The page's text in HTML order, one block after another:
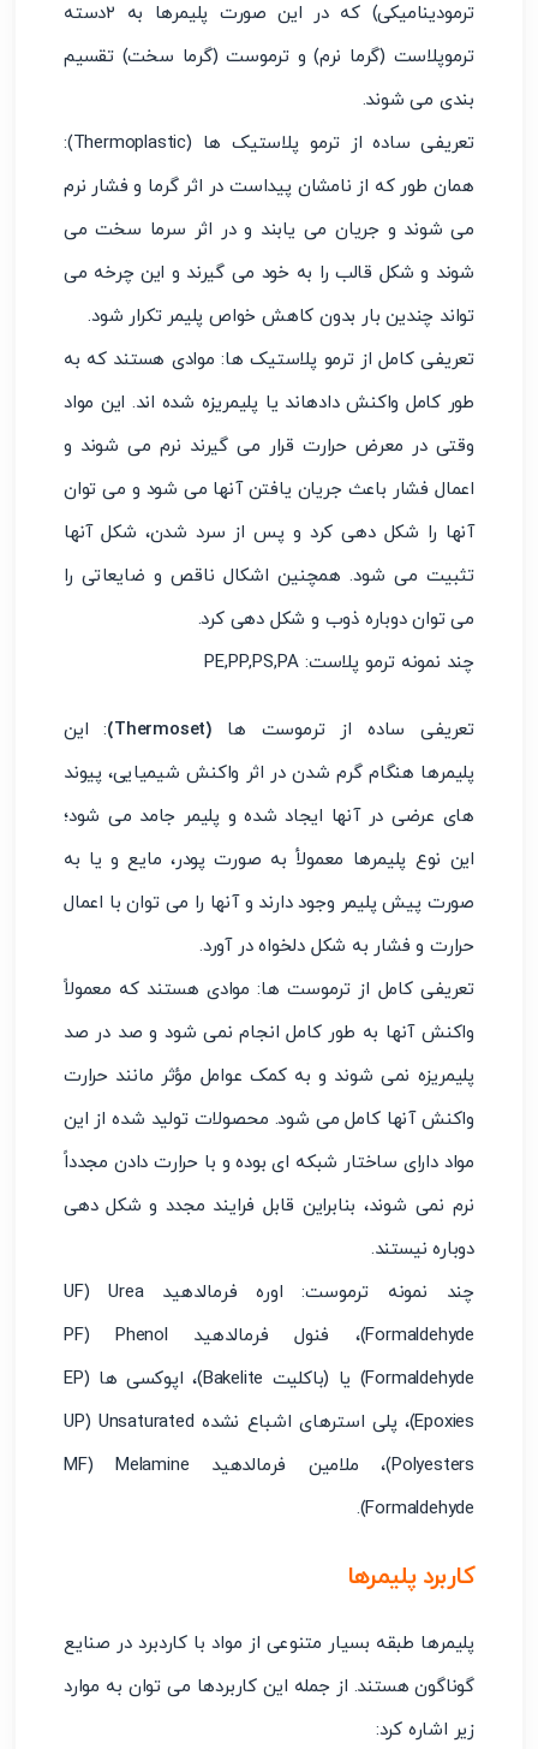
ترمودینامیکی) که در این صورت پلیمرها به ۲دسته
ترموپلاست (گرما نرم) و ترموست (گرما سخت) تقسیم
بندی می شوند.
تعریفی ساده از ترمو پلاستیک ها (Thermoplastic):
همان طور که از نامشان پیداست در اثر گرما و فشار نرم
می شوند و جریان می یابند و در اثر سرما سخت می
شوند و شکل قالب را به خود می گیرند و این چرخه می
تواند چندین بار بدون کاهش خواص پلیمر تکرار شود.
تعریفی کامل از ترمو پلاستیک ها: موادی هستند که به
طور کامل واکنش دادهاند یا پلیمریزه شده اند. این مواد
وقتی در معرض حرارت قرار می گیرند نرم می شوند و
اعمال فشار باعث جریان یافتن آنها می شود و می توان
آنها را شکل دهی کرد و پس از سرد شدن، شکل آنها
تثبیت می شود. همچنین اشکال ناقص و ضایعاتی را
می توان دوباره ذوب و شکل دهی کرد.
چند نمونه ترمو پلاست: PE,PP,PS,PA
تعریفی ساده از ترموست ها (Thermoset)
: این
پلیمرها هنگام گرم شدن در اثر واکنش شیمیایی، پیوند
های عرضی در آنها ایجاد شده و پلیمر جامد می شود؛
این نوع پلیمرها معمولأ به صورت پودر، مایع و یا به
صورت پیش پلیمر وجود دارند و آنها را می توان با اعمال
حرارت و فشار به شکل دلخواه در آورد.
تعریفی کامل از ترموست ها: موادی هستند که معمولاً
واکنش آنها به طور کامل انجام نمی شود و صد در صد
پلیمریزه نمی شوند و به کمک عوامل مؤثر مانند حرارت
واکنش آنها کامل می شود. محصولات تولید شده از این
مواد دارای ساختار شبکه ای بوده و با حرارت دادن مجدداً
نرم نمی شوند، بنابراین قابل فرایند مجدد و شکل دهی
دوباره نیستند.
چند نمونه ترموست: اوره فرمالدهید UF) Urea
Formaldehyde)، فنول فرمالدهید PF) Phenol
Formaldehyde) یا (باکلیت Bakelite)، اپوکسی ها EP)
Epoxies)، پلی استرهای اشباع نشده UP) Unsaturated
Polyesters)، ملامین فرمالدهید MF) Melamine
Formaldehyde).
کاربرد پلیمرها
پلیمرها طبقه بسیار متنوعی از مواد با کاردبرد در صنایع
گوناگون هستند. از جمله این کاربردها می توان به موارد
زیر اشاره کرد: